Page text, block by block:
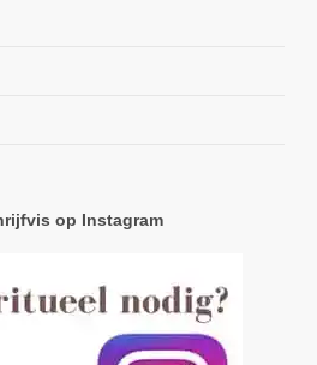
op Instagram